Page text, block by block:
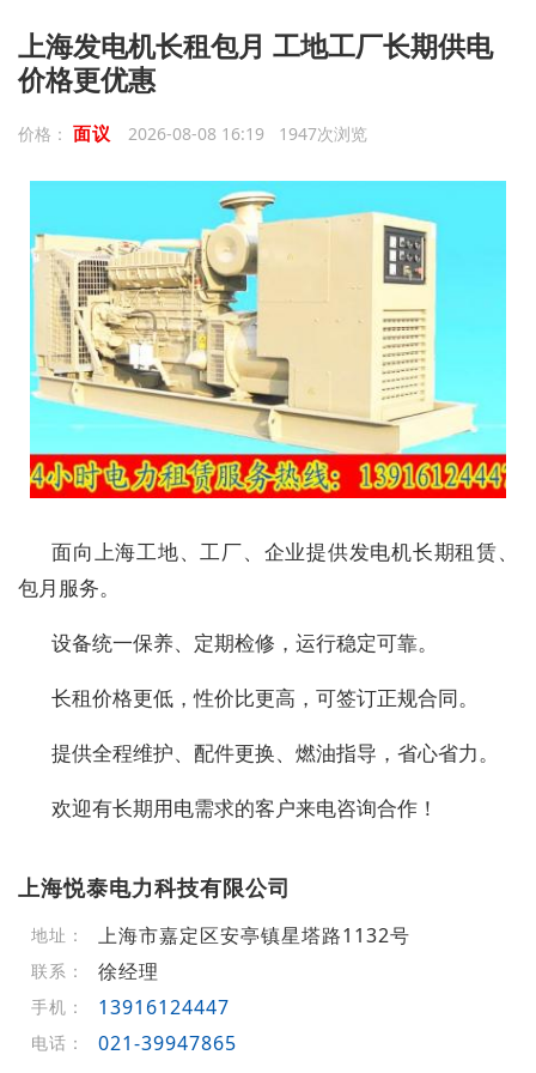
上海发电机长租包月 工地工厂长期供电
价格更优惠
价格： 面议 2026-08-08 16:19 1947次浏览
面向上海工地、工厂、企业提供发电机长期租赁、
包月服务。
设备统一保养、定期检修，运行稳定可靠。
长租价格更低，性价比更高，可签订正规合同。
提供全程维护、配件更换、燃油指导，省心省力。
欢迎有长期用电需求的客户来电咨询合作！
上海悦泰电力科技有限公司
地址： 上海市嘉定区安亭镇星塔路1132号
联系： 徐经理
手机： 13916124447
电话： 021-39947865